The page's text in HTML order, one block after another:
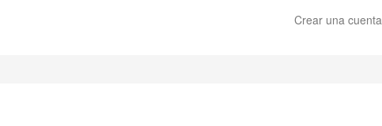
Crear una cuenta